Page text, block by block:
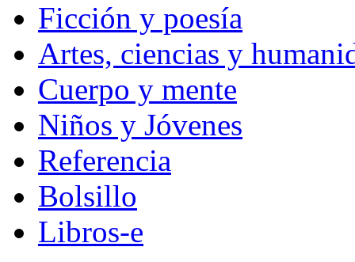
Ficción y poesía
Artes, ciencias y
Cuerpo y mente
Niños y Jóvenes
Referencia
Bolsillo
Libros-e